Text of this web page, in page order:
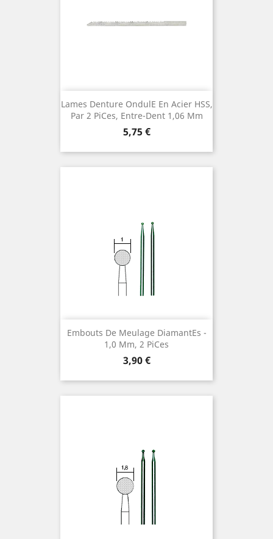
Lames Denture Ondule En Acier HSS,
Par 2 Pices, Entre-Dent 1,06 Mm
Preis
5,75 €
Embouts De Meulage Diamantes ¯
1,0 Mm, 2 Pices
Preis
3,90 €